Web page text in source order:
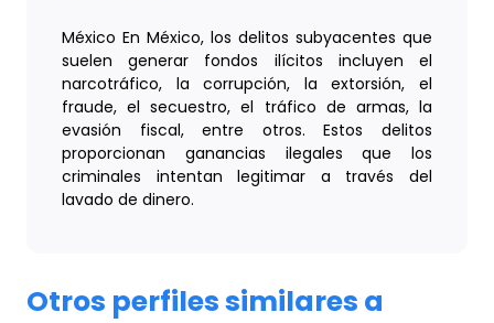
México En México, los delitos subyacentes que
suelen generar fondos ilícitos incluyen el
narcotráfico, la corrupción, la extorsión, el
fraude, el secuestro, el tráfico de armas, la
evasión fiscal, entre otros. Estos delitos
proporcionan ganancias ilegales que los
criminales intentan legitimar a través del
lavado de dinero.
Otros perfiles similares a